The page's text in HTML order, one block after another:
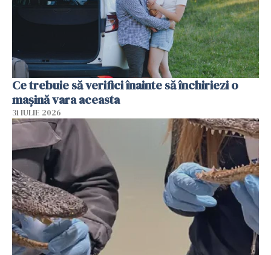
Ce trebuie să verifici înainte să închiriezi o
mașină vara aceasta
31 IULIE 2026